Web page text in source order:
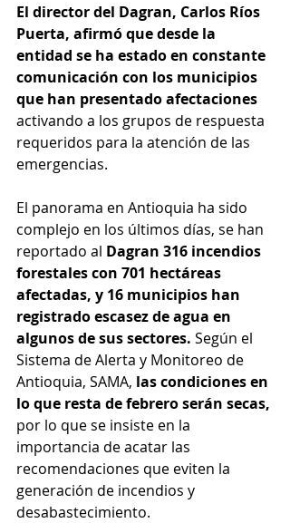
El director del Dagran, Carlos Ríos
Puerta, afirmó que desde la
entidad se ha estado en constante
comunicación con los municipios
que han presentado afectaciones
activando a los grupos de respuesta
requeridos para la atención de las
emergencias.
El panorama en Antioquia ha sido
complejo en los últimos días, se han
reportado al Dagran 316 incendios
forestales con 701 hectáreas
afectadas, y 16 municipios han
registrado escasez de agua en
algunos de sus sectores. Según el
Sistema de Alerta y Monitoreo de
Antioquia, SAMA, las condiciones en
lo que resta de febrero serán secas,
por lo que se insiste en la
importancia de acatar las
recomendaciones que eviten la
generación de incendios y
desabastecimiento.